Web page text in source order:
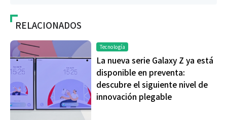
RELACIONADOS
Tecnología
La nueva serie Galaxy Z ya está
disponible en preventa:
descubre el siguiente nivel de
innovación plegable